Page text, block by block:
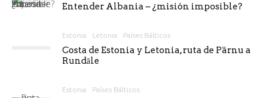
Entender Albania – ¿misión imposible?
Estonia Letonia Países Bálticos
Costa de Estonia y Letonia, ruta de Pärnu a
Rundāle
Estonia Países Bálticos